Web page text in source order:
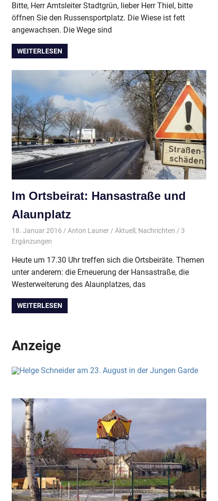
Bitte, Herr Amtsleiter Stadtgrün, lieber Herr Thiel, bitte
öffnen Sie den Russensportplatz. Die Wiese ist fett
angewachsen. Die Wege sind
WEITERLESEN
Im Ortsbeirat: Hansastraße und
Alaunplatz
18. Januar 2016 Anton Launer Aktuell , Nachrichten / 3
Ergänzungen
Heute um 17.30 Uhr treffen sich die Ortsbeiräte. Themen
unter anderem: die Erneuerung der Hansastraße, die
Westerweiterung des Alaunplatzes, das
WEITERLESEN
Anzeige